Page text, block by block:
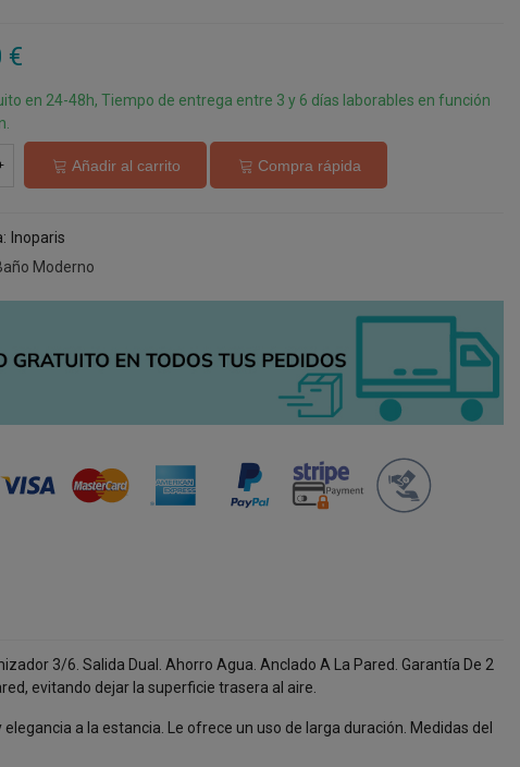
€
en 24-48h, Tiempo de entrega entre 3 y 6 días laborables en función
Añadir al carrito Compra rápida
Inoparis
Moderno
3/6. Salida Dual. Ahorro Agua. Anclado A La Pared. Garantía De 2
evitando dejar la superficie trasera al aire.
a la estancia. Le ofrece un uso de larga duración. Medidas del